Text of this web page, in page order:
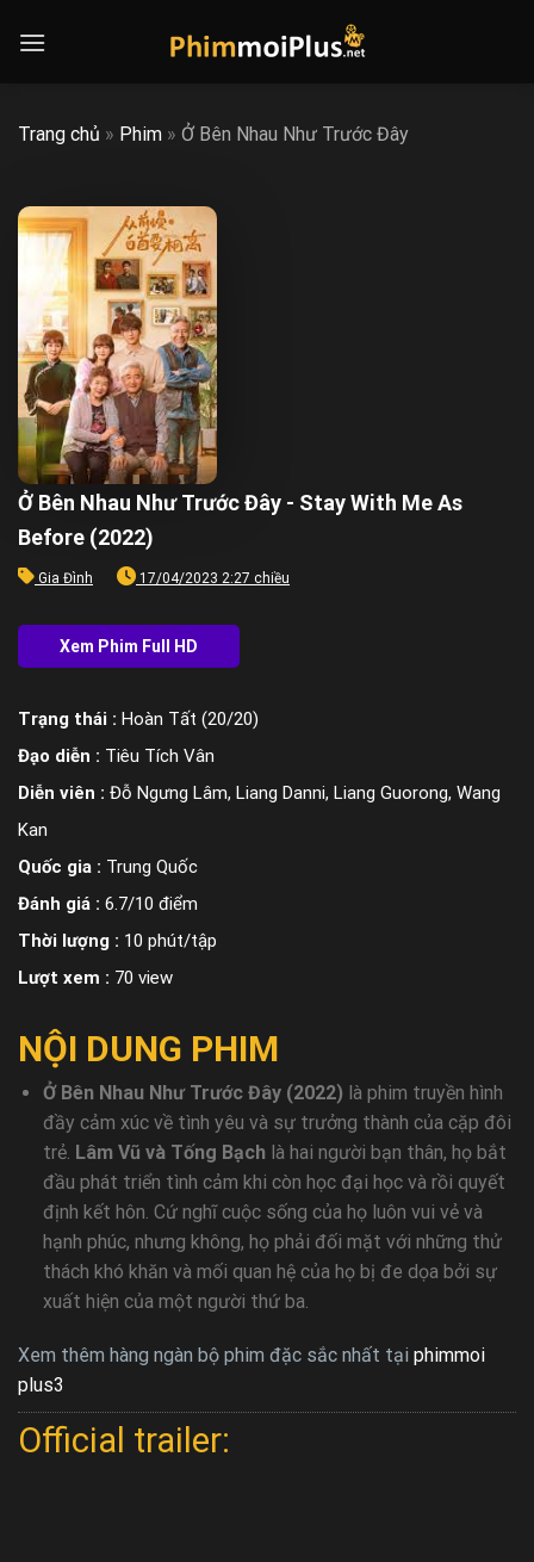
Trang chủ » Phim » Ở Bên Nhau Như Trước Đây
Ở Bên Nhau Như Trước Đây - Stay With Me As
Before (2022)
Gia Đình 17/04/2023 2:27 chiều
Trạng thái : Hoàn Tất (20/20)
Đạo diễn : Tiêu Tích Vân
Diễn viên : Đỗ Ngưng Lâm, Liang Danni, Liang Guorong, Wang
Kan
Quốc gia : Trung Quốc
Đánh giá : 6.7/10 điểm
Thời lượng : 10 phút/tập
Lượt xem : 70 view
NỘI DUNG PHIM
Ở Bên Nhau Như Trước Đây (2022) là phim truyền hình
đầy cảm xúc về tình yêu và sự trưởng thành của cặp đôi
trẻ. Lâm Vũ và Tống Bạch là hai người bạn thân, họ bắt
đầu phát triển tình cảm khi còn học đại học và rồi quyết
định kết hôn. Cứ nghĩ cuộc sống của họ luôn vui vẻ và
hạnh phúc, nhưng không, họ phải đối mặt với những thử
thách khó khăn và mối quan hệ của họ bị đe dọa bởi sự
xuất hiện của một người thứ ba.
Xem thêm hàng ngàn bộ phim đặc sắc nhất tại phimmoi
plus3
Official trailer: